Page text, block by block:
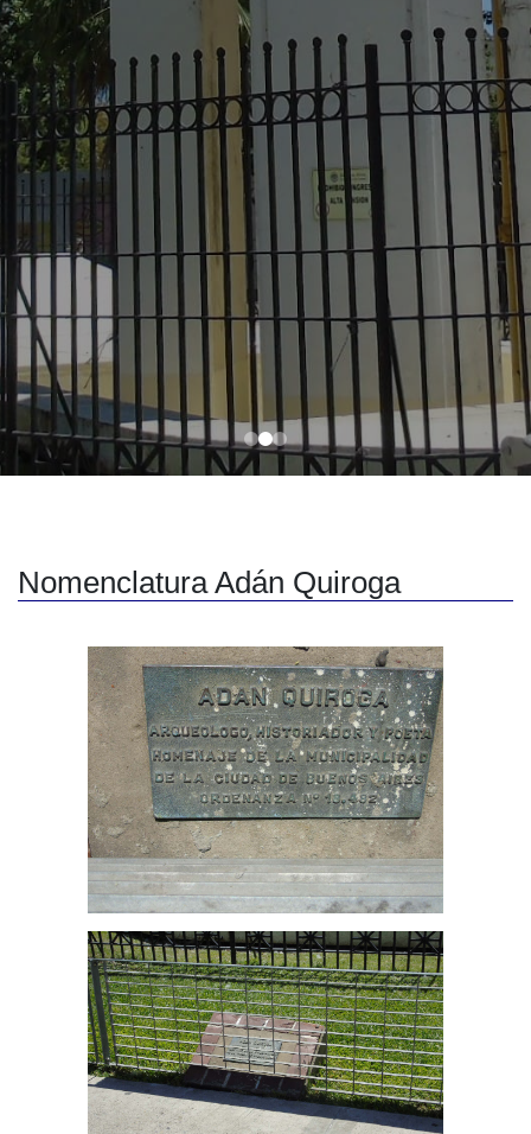
Nomenclatura Adán Quiroga